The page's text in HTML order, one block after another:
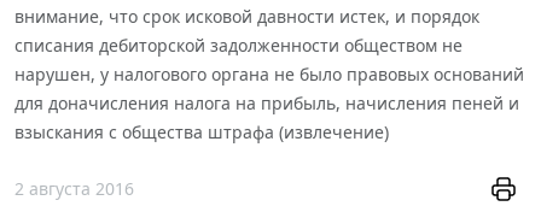
внимание, что срок исковой давности истек, и порядок
списания дебиторской задолженности обществом не
нарушен, у налогового органа не было правовых оснований
для доначисления налога на прибыль, начисления пеней и
взыскания с общества штрафа (извлечение)
2 августа 2016